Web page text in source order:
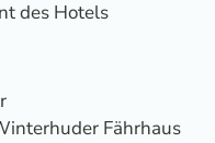
des Hotels
Fährhaus